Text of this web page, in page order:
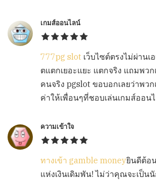
เกมส์ออนไลน์
777pg slot เว็บไซต์ตรงไม่ผ่านเ
ตแตกเยอะแยะ แตกจริง แถมพว
คนจริง pgslot ขอบอกเลยว่าพว
ค่าให้เพื่อนๆที่ชอบเล่นเกมส์ออน
ความเข้าใจ
ทางเข้า gamble moneyยินดีต้อ
แห่งเงินเดิมพัน! ไม่ว่าคุณจะเป็น